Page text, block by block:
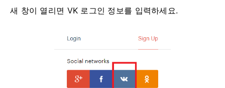
새 창이 열리면 VK 로그인 정보를 입력하세요.